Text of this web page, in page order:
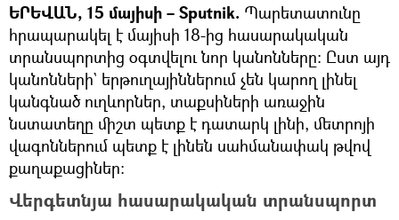
ԵՐԵՎԱՆ, 15 մայիսի – Sputnik. Պարետատունը
հրապարակել է մայիսի 18-ից հասարակական
տրանսպորտից օգտվելու նոր կանոնները: Ըստ այդ
կանոնների` երթուղայիններում չեն կարող լինել
կանգնած ուղևորներ, տաքսիների առաջին
նստատեղը միշտ պետք է դատարկ լինի, մետրոյի
վագոններում պետք է լինեն սահմանափակ թվով
քաղաքացիներ։
Վերգետնյա հասարակական տրանսպորտ